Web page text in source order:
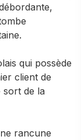
qui possède
client de
sort de la
rancune